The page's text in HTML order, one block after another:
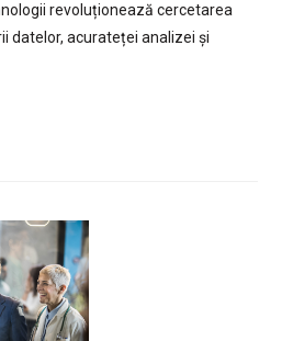
revoluționează cercetarea
datelor, acurateței analizei și